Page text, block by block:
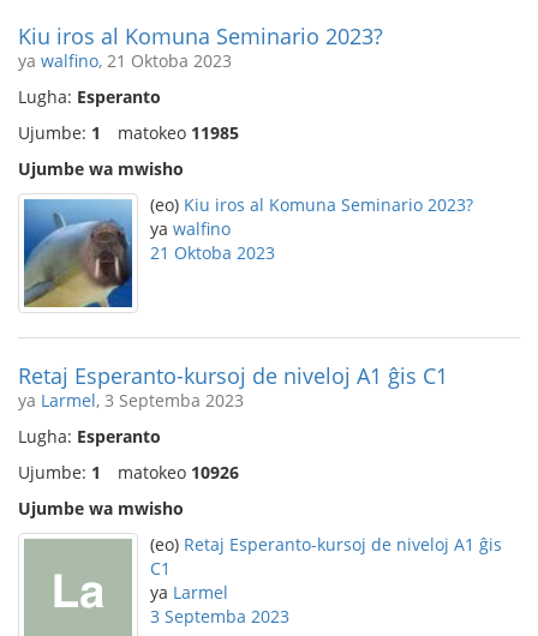
Kiu iros al Komuna Seminario 2023?
ya walfino, 21 Oktoba 2023
Lugha: Esperanto
Ujumbe: 1 matokeo 11985
Ujumbe wa mwisho
(eo) Kiu iros al Komuna Seminario 2023?
ya walfino
21 Oktoba 2023
Retaj Esperanto-kursoj de niveloj A1 ĝis C1
ya Larmel, 3 Septemba 2023
Lugha: Esperanto
Ujumbe: 1 matokeo 10926
Ujumbe wa mwisho
(eo) Retaj Esperanto-kursoj de niveloj A1 ĝis
C1
ya Larmel
3 Septemba 2023